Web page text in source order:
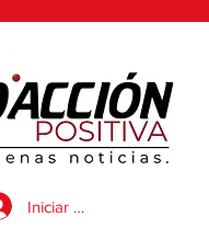
Iniciar sesión